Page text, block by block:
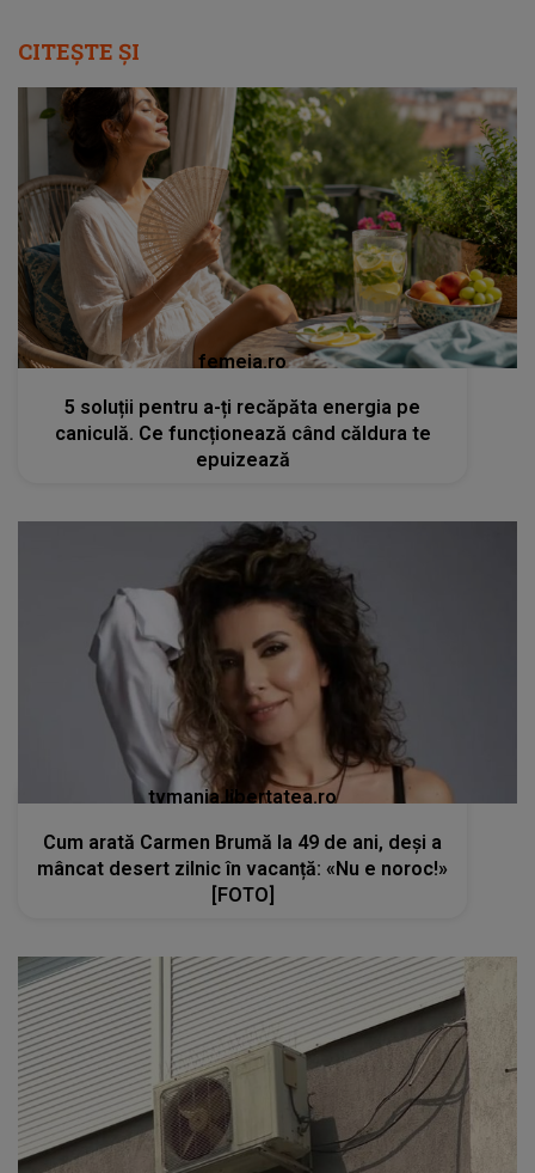
CITEȘTE ȘI
femeia.ro
5 soluții pentru a-ți recăpăta energia pe
caniculă. Ce funcționează când căldura te
epuizează
tvmania.libertatea.ro
Cum arată Carmen Brumă la 49 de ani, deși a
mâncat desert zilnic în vacanță: «Nu e noroc!»
[FOTO]